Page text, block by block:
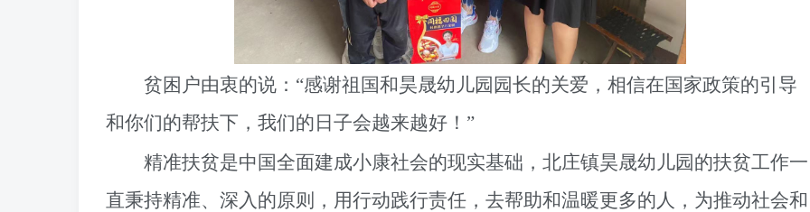
贫困户由衷的说： “感谢祖国和昊晟幼儿园园长的关爱，相信在国家政策的引导
和你们的帮扶下，我们的日子会越来越好！ ”
精准扶贫是中国全面建成小康社会的现实基础，北庄镇昊晟幼儿园的扶贫工作一
直秉持精准、深入的原则，用行动践行责任，去帮助和温暖更多的人，为推动社会和